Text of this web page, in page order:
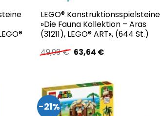
LEGO® Konstruktionsspielsteine
»Die Fauna Kollektion – Aras
(31211), LEGO­® ART«, (644 St.)
49,99€ Ursprünglicher
Preis
63,64 €Aktueller
-21%